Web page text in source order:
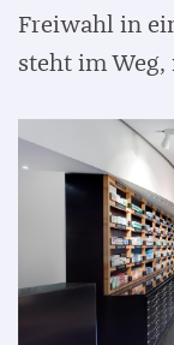
Freiwahl in
steht im